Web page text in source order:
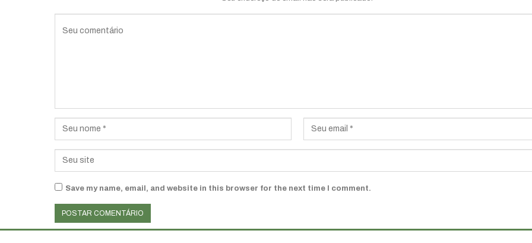
Save my name, email, and website in this browser for the next time I comment.